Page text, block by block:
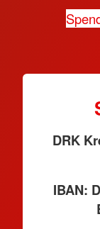
DRK
IBAN: